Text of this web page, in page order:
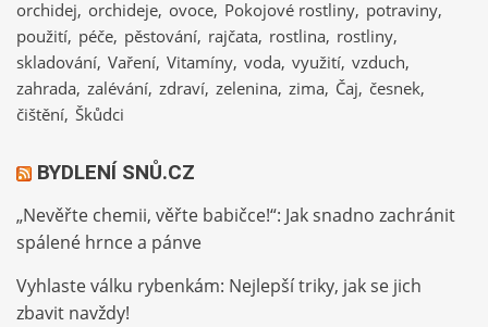
orchidej orchideje ovoce Pokojové rostliny potraviny
použití péče pěstování rajčata rostlina rostliny
skladování Vaření Vitamíny voda využití vzduch
zahrada zalévání zdraví zelenina zima Čaj česnek
čištění Škůdci
BYDLENÍ SNŮ.CZ
„Nevěřte chemii, věřte babičce!“: Jak snadno zachránit
spálené hrnce a pánve
Vyhlaste válku rybenkám: Nejlepší triky, jak se jich
zbavit navždy!